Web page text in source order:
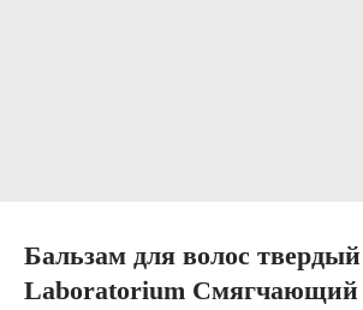
Бальзам для волос твердый
Laboratorium Смягчающий